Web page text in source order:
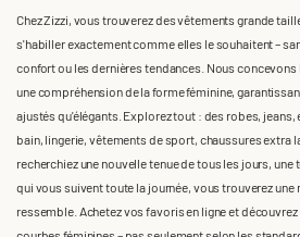
Chez Zizzi, vous trouverez des vêtements grande
s'habiller exactement comme elles le souhaitent –
confort ou les dernières tendances. Nous
une compréhension de la forme féminine,
ajustés qu'élégants. Explorez tout : des robes,
bain, lingerie, vêtements de sport, chaussures extra
recherchiez une nouvelle tenue de tous les jours,
qui vous suivent toute la journée, vous trouverez
ressemble. Achetez vos favoris en ligne et